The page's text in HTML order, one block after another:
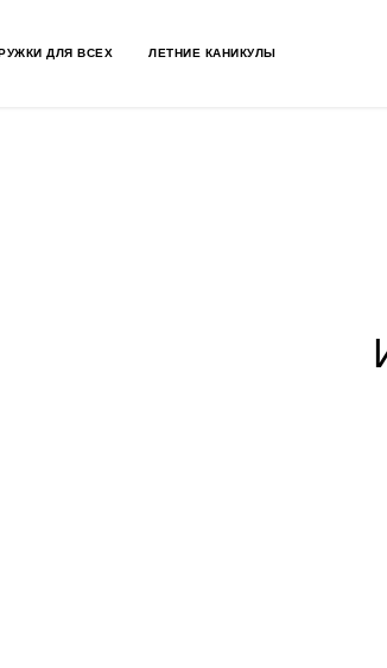
ДЛЯ ВСЕХ ЛЕТНИЕ КАНИКУЛЫ